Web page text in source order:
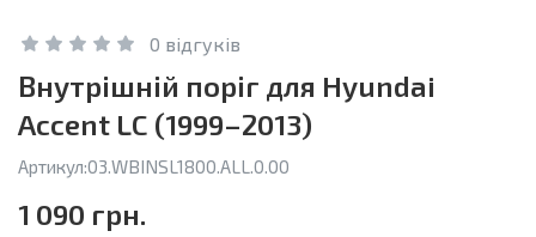
0 відгуків
Внутрішній поріг для Hyundai
Accent LC (1999–2013)
Артикул:03.WBINSL1800.ALL.0.00
1 090 грн.